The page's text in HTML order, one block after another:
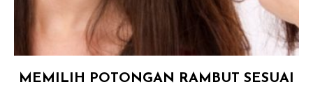
MEMILIH POTONGAN RAMBUT SESUAI